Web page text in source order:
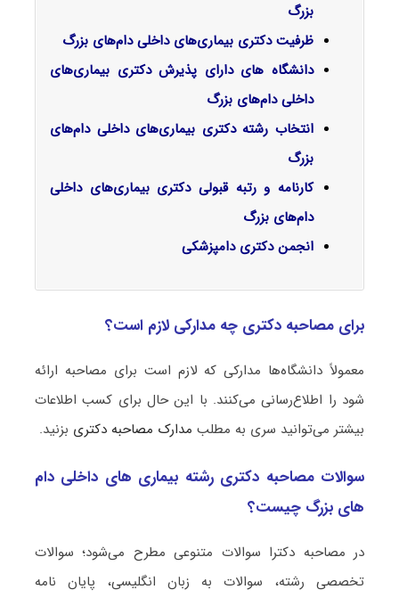
بزرگ
ظرفیت دکتری بیماری‌های داخلی دام‌های بزرگ
دانشگاه های دارای پذیرش دکتری بیماری‌های
داخلی دام‌های بزرگ
انتخاب رشته دکتری بیماری‌های داخلی دام‌های
بزرگ
کارنامه و رتبه قبولی دکتری بیماری‌های داخلی
دام‌های بزرگ
انجمن دکتری دامپزشکی
برای مصاحبه دکتری چه مدارکی لازم است؟
معمولاً دانشگاه‌ها مدارکی که لازم است برای مصاحبه ارائه
شود را اطلاع‌رسانی می‌کنند. با این حال برای کسب اطلاعات
بیشتر می‌توانید سری به مطلب مدارک مصاحبه دکتری بزنید.
سوالات مصاحبه دکتری رشته بیماری ‌های داخلی دام‌
های بزرگ چیست؟
در مصاحبه دکترا سوالات متنوعی مطرح می‌شود؛ سوالات
تخصصی رشته، سوالات به زبان انگلیسی، پایان نامه